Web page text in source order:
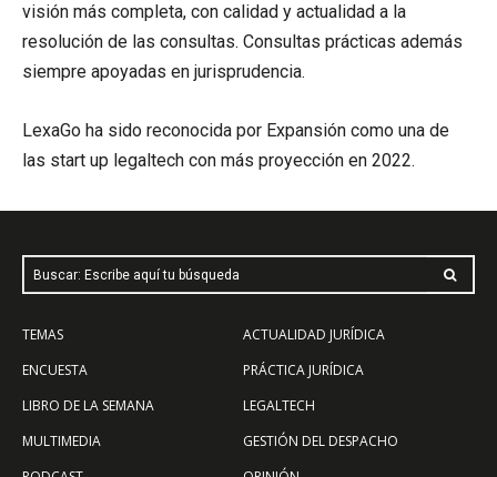
visión más completa, con calidad y actualidad a la
resolución de las consultas. Consultas prácticas además
siempre apoyadas en jurisprudencia.
LexaGo ha sido reconocida por Expansión como una de
las start up legaltech con más proyección en 2022.
Buscar: Escribe aquí tu búsqueda
TEMAS
ENCUESTA
LIBRO DE LA SEMANA
MULTIMEDIA
ACTUALIDAD JURÍDICA
PRÁCTICA JURÍDICA
LEGALTECH
GESTIÓN DEL DESPACHO